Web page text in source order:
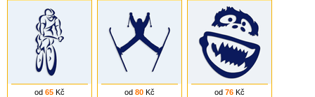
od 65 Kč od 80 Kč od 76 Kč